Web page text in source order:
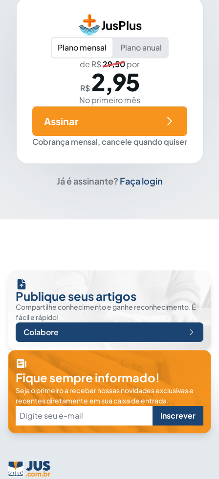
JusPlus
Plano mensal
Plano anual
de R$29,50por
R$ 2,95
No primeiro mês
Cobrança mensal, cancele quando quiser
Assinar
Já é assinante? Faça login
Publique seus artigos
Compartilhe conhecimento e ganhe reconhecimento. É
fácil e rápido!
Colabore
Fique sempre informado!
Seja o primeiro a receber nossas novidades exclusivas e
recentes diretamente em sua caixa de entrada.
Inscrever